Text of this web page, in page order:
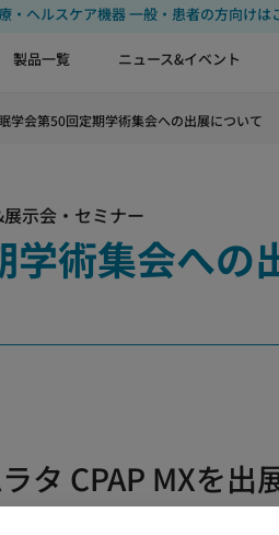
・ヘルスケア機器 一般・患者の方向けは
製品一覧 ニュース&イベント
学会第50回定期学術集会への出展について
術集会への
示会・セミナー
タ CPAP MXを出